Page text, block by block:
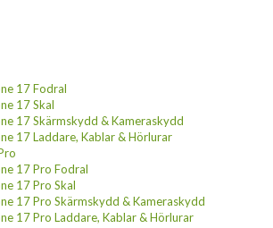
17 Fodral
17 Skal
17 Skärmskydd & Kameraskydd
17 Laddare, Kablar & Hörlurar
17 Pro Fodral
17 Pro Skal
17 Pro Skärmskydd & Kameraskydd
17 Pro Laddare, Kablar & Hörlurar